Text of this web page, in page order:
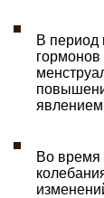
В период
Во время